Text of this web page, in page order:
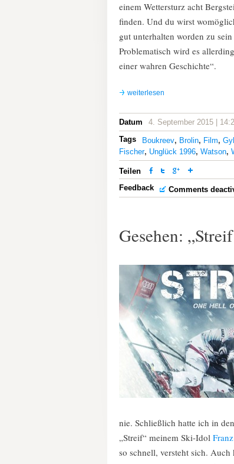
einem Wettersturz acht
finden. Und du wirst
gut unterhalten worden zu
Problematisch wird es
einer wahren Geschichte“.
weiterlesen
Datum
4. September 2015 |
Tags
Boukreev, Brolin, Film,
Fischer, Unglück 1996, Watson,
Teilen
Feedback
Comments
Gesehen:
nie. Schließlich hatte ich in
„Streif“ meinem Ski-Idol
so schnell, versteht sich.